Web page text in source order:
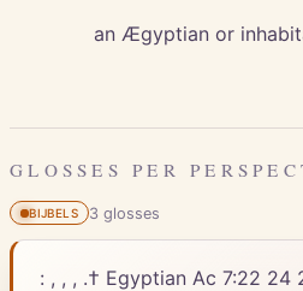
an Ægyptian or
GLOSSES PER
BIJBELS 3glosses
: , , , .† Egyptian Ac 7:22 24